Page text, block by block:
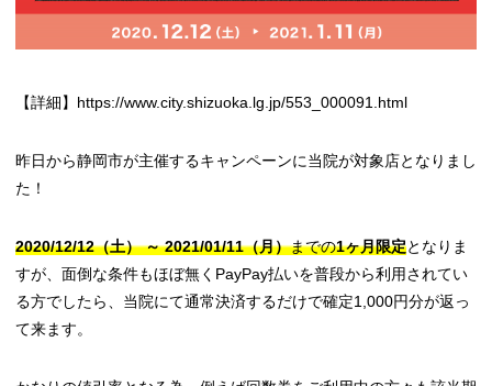
【詳細】https://www.city.shizuoka.lg.jp/553_000091.html
昨日から静岡市が主催するキャンペーンに当院が対象店となりまし
た！
2020/12/12（土） ～ 2021/01/11（月）までの1ヶ月限定となりま
すが、面倒な条件もほぼ無くPayPay払いを普段から利用されてい
る方でしたら、当院にて通常決済するだけで確定1,000円分が返っ
て来ます。